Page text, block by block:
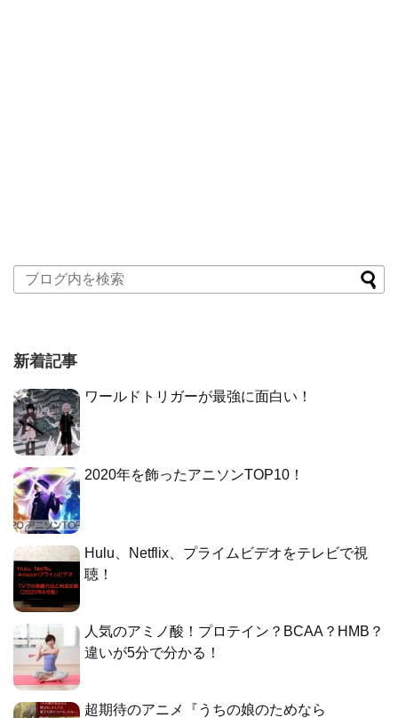
新着記事
ワールドトリガーが最強に面白い！
2020年を飾ったアニソンTOP10！
Hulu、Netflix、プライムビデオをテレビで視
聴！
人気のアミノ酸！プロテイン？BCAA？HMB？
違いが5分で分かる！
超期待のアニメ『うちの娘のためなら